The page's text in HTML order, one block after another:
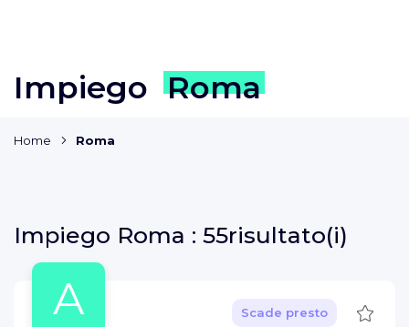
Impiego Roma
Home Roma
Impiego Roma : 55risultato(i)
A Scade presto Salva